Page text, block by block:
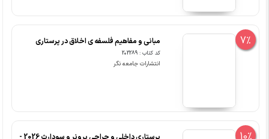
7% مبانی و مفاهیم فلسفه ی اخلاق در پرستاری
کد کتاب : 202289
انتشارات جامعه نگر